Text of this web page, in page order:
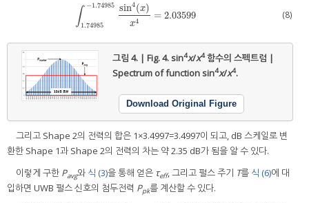
∫ −1.74985
1.74985
sin4(x)
x4
= 2.03599
1.74985 1.74985sin4 x)x4=2.03599 (8)
그림 4. | Fig. 4.sin4x/x4함수의 스펙트럼 |
Spectrum of function sin4x/x4.
Download Original Figure
그리고 Shape 2의 전력의 합은 1×3.4997=3.4997이 되고, dB 스케일로 변
환한 Shape 1과 Shape 2의 전력의 차는 약 2.35 dB가 됨을 알 수 있다.
이렇게 구한 Pavg와 식 (3)을 통해 얻은 τeff, 그리고 펄스 주기 T를 식 (6)에 대
입하면 UWB 펄스 신호의 첨두전력 Ppk를 계산할 수 있다.